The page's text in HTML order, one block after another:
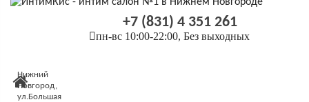
Конфиденциальность
Условия
+7 (831) 4 351 261
пн-вс 10:00-22:00, Без выходных
Нижний
Новгород,
ул.Большая